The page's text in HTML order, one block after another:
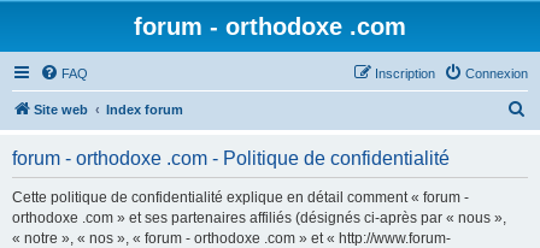
forum - orthodoxe .com
FAQ Connexion
Inscription
Site web Index forum
forum - orthodoxe .com - Politique de confidentialité
Cette politique de confidentialité explique en détail comment « forum -
orthodoxe .com » et ses partenaires affiliés (désignés ci-après par « nous »,
« notre », « nos », « forum - orthodoxe .com » et « http://www.forum-